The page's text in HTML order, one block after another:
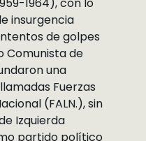
insurgencia
de golpes
Comunista de
una
Fuerzas
(FALN.), sin
Izquierda
partido político